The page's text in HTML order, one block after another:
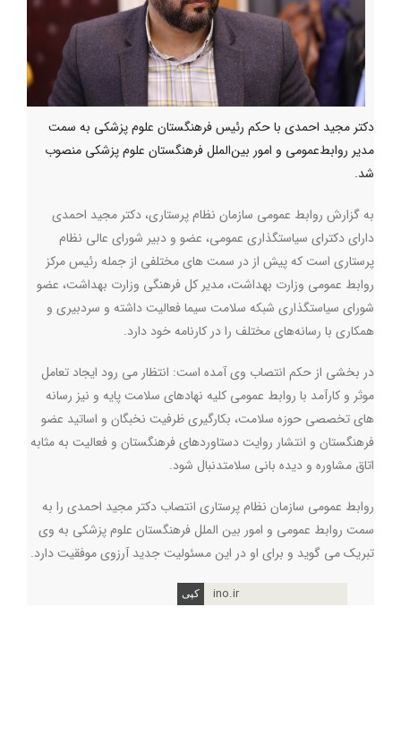
دکتر مجید احمدی با حکم رئیس فرهنگستان علوم پزشکی به سمت
مدیر روابط‌عمومی و امور بین‌الملل فرهنگستان علوم پزشکی منصوب
شد.
به گزارش روابط عمومی سازمان نظام پرستاری، دکتر مجید احمدی
دارای دکترای سیاستگذاری عمومی، عضو و دبیر شورای عالی نظام
پرستاری است که پیش از در سمت های مختلفی از جمله رئیس مرکز
روابط عمومی وزارت بهداشت، مدیر کل فرهنگی وزارت بهداشت، عضو
شورای سیاستگذاری شبکه سلامت سیما فعالیت داشته و سردبیری و
همکاری با رسانه‌های مختلف را در کارنامه خود دارد.
در بخشی از حکم انتصاب وی آمده است: انتظار می رود ایجاد تعامل
موثر و کارآمد با روابط عمومی کلیه نهادهای سلامت پایه و نیز رسانه
های تخصصی حوزه سلامت، بکارگیری ظرفیت نخبگان و اساتید عضو
فرهنگستان و انتشار روایت دستاوردهای فرهنگستان و فعالیت به مثابه
اتاق مشاوره و دیده بانی سلامتدنبال شود.
روابط عمومی سازمان نظام پرستاری انتصاب دکتر مجید احمدی را به
سمت روابط عمومی و امور بین الملل فرهنگستان علوم پزشکی به وی
تبریک می گوید و برای او در این مسئولیت جدید آرزوی موفقیت دارد.
ino.ir